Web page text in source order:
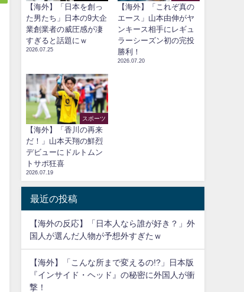
【海外】「日本を創っ
た男たち」日本の9大企
業創業者の威圧感が凄
すぎると話題にｗ
2026.07.25
【海外】「これぞ真の
エース」山本由伸がヤ
ンキース相手にレギュ
ラーシーズン初の完投
勝利！
2026.07.20
スポーツ
【海外】「香川の再来
だ！」山本天翔の鮮烈
デビューにドルトムン
トサポ狂喜
2026.07.19
最近の投稿
【海外の反応】「日本人なら誰が好き？」外
国人が選んだ人物が予想外すぎたｗ
【海外】「こんな所まで変えるの!?」日本版
『インサイド・ヘッド』の秘密に外国人が衝
撃！